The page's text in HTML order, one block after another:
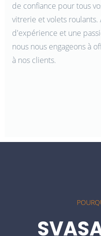
de confiance pour tous
vitrerie et volets roulants.
d'expérience et une
nous nous engageons à
à nos clients.
Expertise